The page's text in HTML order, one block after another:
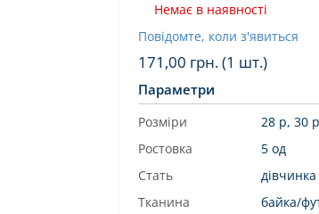
Немає в наявності
Повідомте, коли з'явиться
171,00 грн. (1 шт.)
Параметри
Розміри 28 р, 30
Ростовка
5 од
Стать
дівчинка
Тканина
байка/